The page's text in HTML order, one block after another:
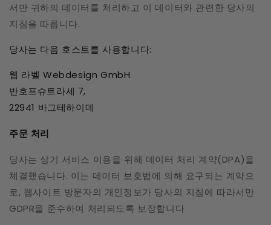
서만 귀하의 데이터를 처리하고 이 데이터와 관련한 당사의
지침을 따릅니다.
당사는 다음 호스트를 사용합니다:
웹 라벨 Webdesign GmbH
반호프슈트라세 7,
22941 바그테하이데
주문 처리
당사는 상기 서비스 이용을 위해 데이터 처리 계약(DPA)을
체결했습니다. 이는 데이터 보호법에 의해 요구되는 계약으
로, 웹사이트 방문자의 개인정보가 당사의 지침에 따라서만
GDPR을 준수하여 처리되도록 보장합니다